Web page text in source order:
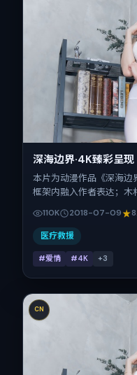
深海边界·4K臻彩呈现
本片为动漫作品《深海边
框架内融入作者表达；木
品背景为中国香港。上映
2018-07-09），全片
110K 2018-07-09
医疗救援
#爱情 #4K +3
CN